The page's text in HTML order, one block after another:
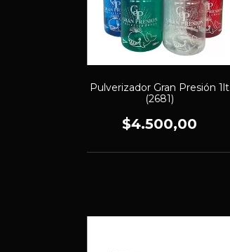
Pulverizador Gran Presión 1lt
(2681)
$4.500,00